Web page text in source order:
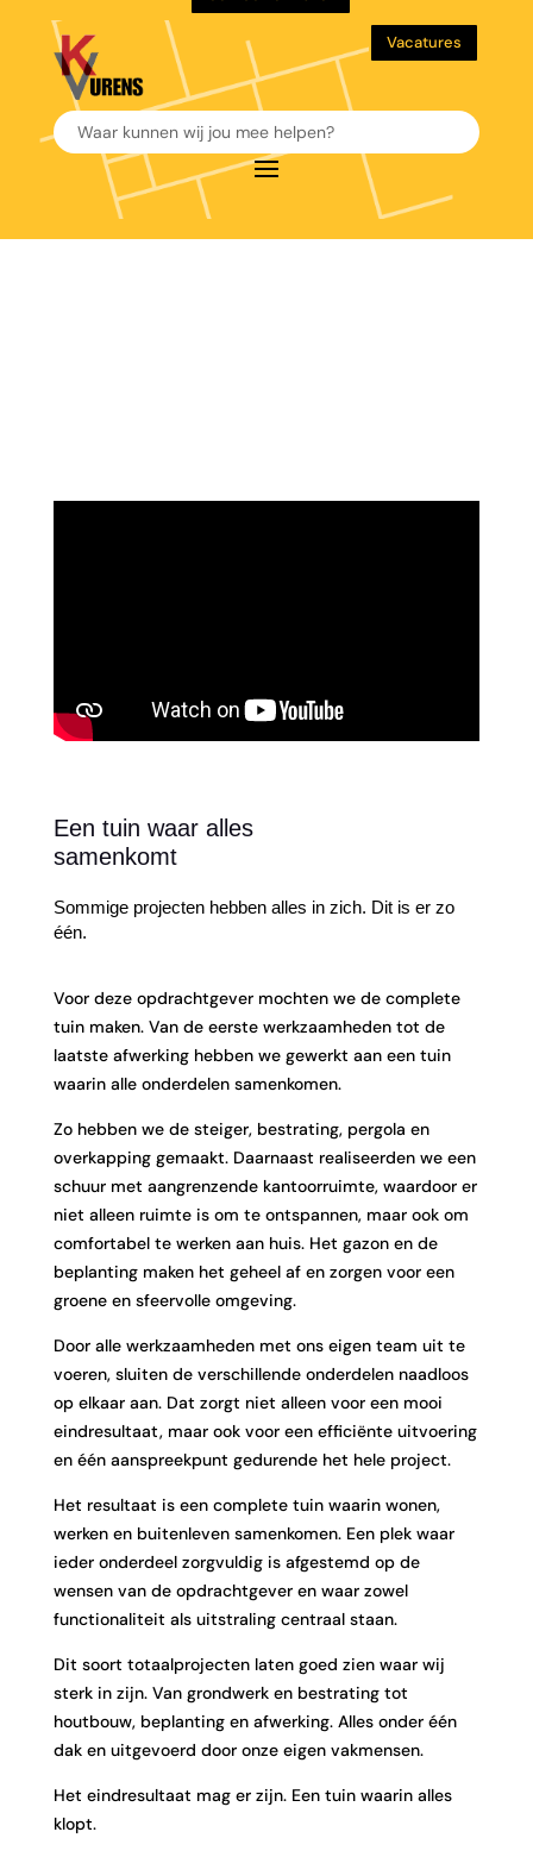
Vacatures
Een tuin waar alles
samenkomt
Sommige projecten hebben alles in zich. Dit is er zo
één.
Voor deze opdrachtgever mochten we de complete
tuin maken. Van de eerste werkzaamheden tot de
laatste afwerking hebben we gewerkt aan een tuin
waarin alle onderdelen samenkomen.
Zo hebben we de steiger, bestrating, pergola en
overkapping gemaakt. Daarnaast realiseerden we een
schuur met aangrenzende kantoorruimte, waardoor er
niet alleen ruimte is om te ontspannen, maar ook om
comfortabel te werken aan huis. Het gazon en de
beplanting maken het geheel af en zorgen voor een
groene en sfeervolle omgeving.
Door alle werkzaamheden met ons eigen team uit te
voeren, sluiten de verschillende onderdelen naadloos
op elkaar aan. Dat zorgt niet alleen voor een mooi
eindresultaat, maar ook voor een efficiënte uitvoering
en één aanspreekpunt gedurende het hele project.
Het resultaat is een complete tuin waarin wonen,
werken en buitenleven samenkomen. Een plek waar
ieder onderdeel zorgvuldig is afgestemd op de
wensen van de opdrachtgever en waar zowel
functionaliteit als uitstraling centraal staan.
Dit soort totaalprojecten laten goed zien waar wij
sterk in zijn. Van grondwerk en bestrating tot
houtbouw, beplanting en afwerking. Alles onder één
dak en uitgevoerd door onze eigen vakmensen.
Het eindresultaat mag er zijn. Een tuin waarin alles
klopt.